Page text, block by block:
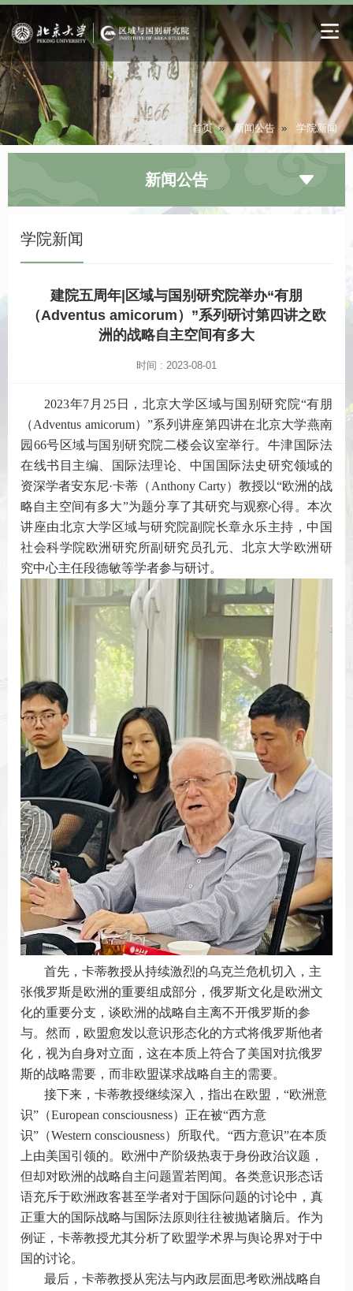
首页 » 新闻公告 » 学院新闻
新闻公告
学院新闻
建院五周年|区域与国别研究院举办“有朋
（Adventus amicorum）”系列研讨第四讲之欧
洲的战略自主空间有多大
时间 : 2023-08-01
2023年7月25日，北京大学区域与国别研究院“有朋
（Adventus amicorum）”系列讲座第四讲在北京大学燕南
园66号区域与国别研究院二楼会议室举行。牛津国际法
在线书目主编、国际法理论、中国国际法史研究领域的
资深学者安东尼·卡蒂（Anthony Carty）教授以“欧洲的战
略自主空间有多大”为题分享了其研究与观察心得。本次
讲座由北京大学区域与研究院副院长章永乐主持，中国
社会科学院欧洲研究所副研究员孔元、北京大学欧洲研
究中心主任段德敏等学者参与研讨。
首先，卡蒂教授从持续激烈的乌克兰危机切入，主
张俄罗斯是欧洲的重要组成部分，俄罗斯文化是欧洲文
化的重要分支，谈欧洲的战略自主离不开俄罗斯的参
与。然而，欧盟愈发以意识形态化的方式将俄罗斯他者
化，视为自身对立面，这在本质上符合了美国对抗俄罗
斯的战略需要，而非欧盟谋求战略自主的需要。
接下来，卡蒂教授继续深入，指出在欧盟，“欧洲意
识”（European consciousness）正在被“西方意
识”（Western consciousness）所取代。“西方意识”在本质
上由美国引领的。欧洲中产阶级热衷于身份政治议题，
但却对欧洲的战略自主问题置若罔闻。各类意识形态话
语充斥于欧洲政客甚至学者对于国际问题的讨论中，真
正重大的国际战略与国际法原则往往被抛诸脑后。作为
例证，卡蒂教授尤其分析了欧盟学术界与舆论界对于中
国的讨论。
最后，卡蒂教授从宪法与内政层面思考欧洲战略自